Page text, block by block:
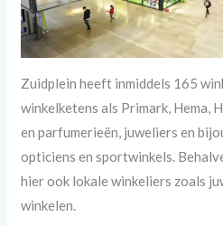
Zuidplein heeft inmiddels 165
winkelketens als Primark, Hema,
en parfumerieën, juweliers en
opticiens en sportwinkels.
hier ook lokale winkeliers zoals
winkelen.